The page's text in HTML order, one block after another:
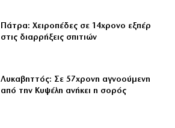
Πάτρα: Χειροπέδες σε 14χρονο εξπέρ
στις διαρρήξεις σπιτιών
Λυκαβηττός: Σε 57χρονη αγνοούμενη
από την Κυψέλη ανήκει η σορός